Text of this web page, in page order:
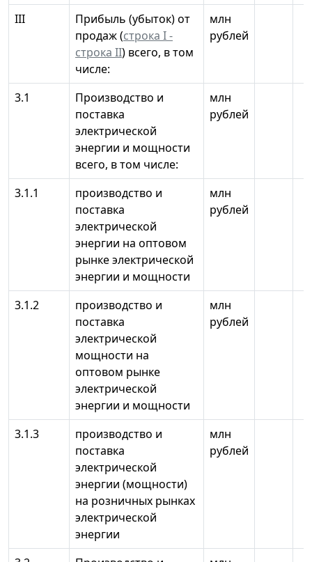
III
Прибыль (убыток) от
продаж (строка I -
строка II) всего, в том
числе:
млн
рублей
3.1
Производство и
поставка
электрической
энергии и мощности
всего, в том числе:
млн
рублей
3.1.1
производство и
поставка
электрической
энергии на оптовом
рынке электрической
энергии и мощности
млн
рублей
3.1.2
производство и
поставка
электрической
мощности на
оптовом рынке
электрической
энергии и мощности
млн
рублей
3.1.3
производство и
поставка
электрической
энергии (мощности)
на розничных рынках
электрической
энергии
млн
рублей